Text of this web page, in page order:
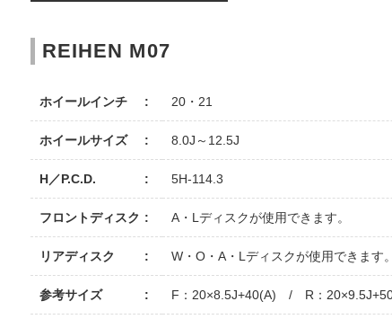
REIHEN M07
ホイールインチ 20・21
ホイールサイズ 8.0J～12.5J
H／P.C.D. 5H-114.3
フロントディスク A・Lディスクが使用できます。
リアディスク W・O・A・Lディスクが使用できます
参考サイズ F：20×8.5J+40(A) / R：